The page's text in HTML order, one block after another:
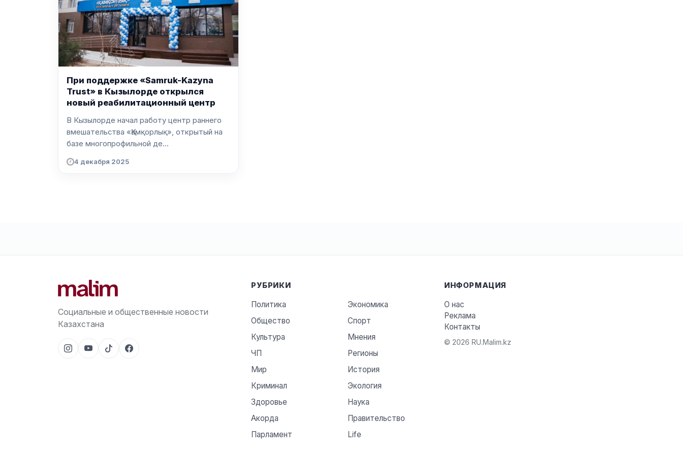
При поддержке «Samruk-Kazyna
Trust» в Кызылорде открылся
новый реабилитационный центр
В Кызылорде начал работу центр раннего
вмешательства «Қамқорлық», открытый на
базе многопрофильной де...
4 декабря 2025
Социальные и общественные новости
Казахстана
РУБРИКИ
Политика
Экономика
Общество
Спорт
Культура
Мнения
ЧП
Регионы
Мир
История
Криминал
Экология
Здоровье
Наука
Акорда
Правительство
Парламент
Life
ИНФОРМАЦИЯ
О нас
Реклама
Контакты
© 2026 RU.Malim.kz